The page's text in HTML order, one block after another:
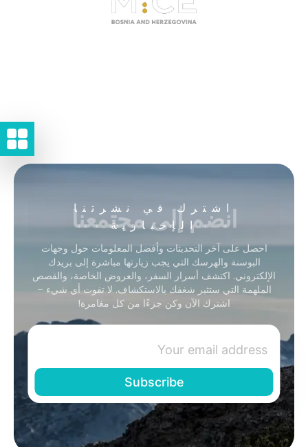
اشترك في نشرتنا
الإخبارية
انضم إلى مجتمعنا
احصل على آخر التحديثات وأفضل المعلومات حول وجهات
البوسنة والهرسك التي يجب زيارتها مباشرة إلى بريدك
الإلكتروني. اكتشف أسرار السفر، والعروض الخاصة، والقصص
الملهمة التي ستثير شغفك بالاستكشاف. لا تفوت أي شيء –
اشترك الآن وكن جزءًا من كل مغامرة!